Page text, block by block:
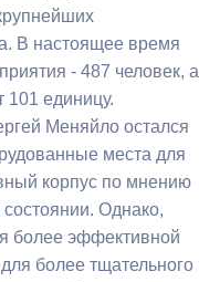
В настоящее время
- 487 человек, а
101 единицу.
Меняйло остался
места для
корпус по мнению
Однако,
более эффективной
более тщательного